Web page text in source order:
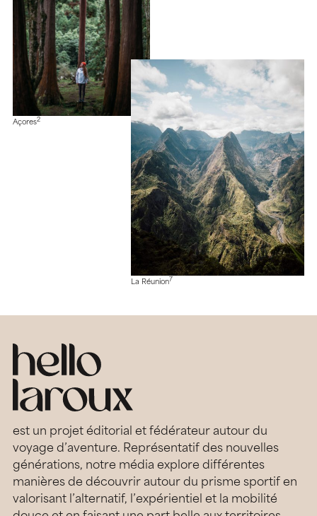
Açores2
La Réunion7
est un projet éditorial et fédérateur autour du
voyage d’aventure. Représentatif des nouvelles
générations, notre média explore différentes
manières de découvrir autour du prisme sportif en
valorisant l’alternatif, l’expérientiel et la mobilité